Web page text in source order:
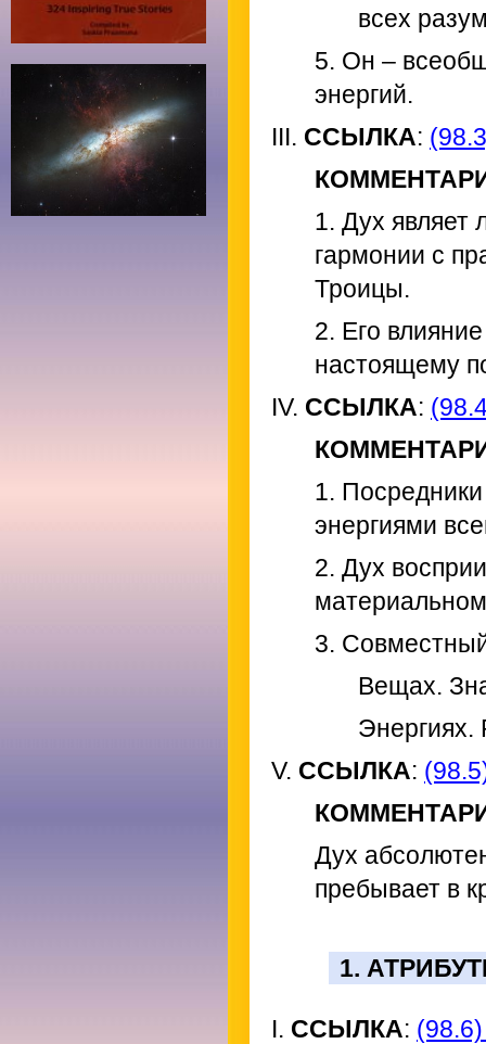
всех
5. Он –
энергий.
III. ССЫЛКА:
1. Дух
гармонии с
Троицы.
2. Его
настоящему
IV. ССЫЛКА:
1.
энергиями
2. Дух
3.
Вещах.
Энергиях.
V. ССЫЛКА:
Дух
пребывает в
1.
I. ССЫЛКА: